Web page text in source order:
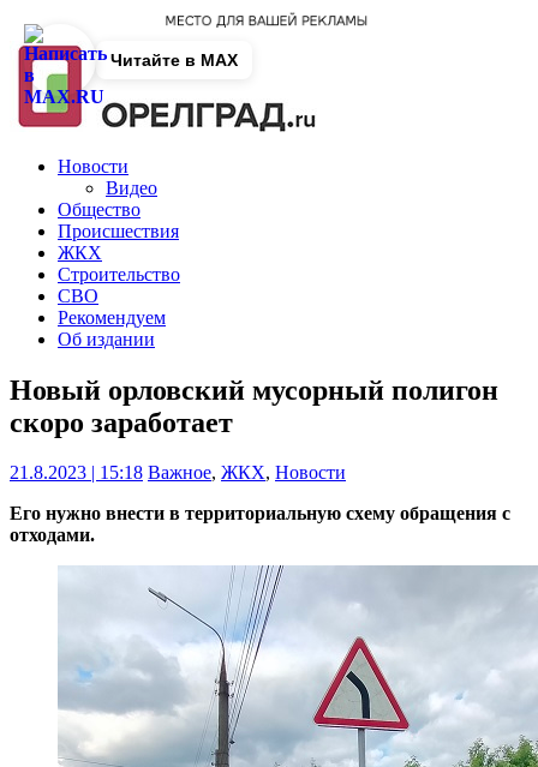
Новости
Видео
Общество
Происшествия
ЖКХ
Строительство
СВО
Рекомендуем
Об издании
Новый орловский мусорный полигон
скоро заработает
21.8.2023 | 15:18 Важное, ЖКХ, Новости
Его нужно внести в территориальную схему обращения с
отходами.
Читайте в MAX